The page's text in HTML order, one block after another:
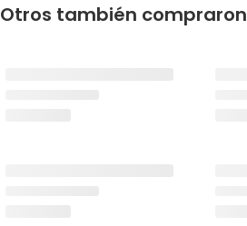
Otros también compraron